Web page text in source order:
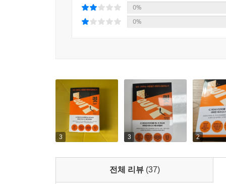
의사결정에는 끈기 못지않게 끊기가 필요하다
‘중단 기준(kill criteria)’도 매우 유용한 의사결정
세상은 변화한다. 우리도 변화한다. 그래서 열심
뭔가의 가치를 정확하게 알자는 뜻이다. 변화하
못했습니다.
- 브라이언 크리스천 (2009 뢰브너 프라이즈 수상
- 데이비드 맥레이니 (윌리엄 랜돌프 허스트상 수
일단 이 책을 읽기 시작하면 중간에 멈출 수 없
때문입니다.
- 돈 A. 무어 (『판단과 결정』 저자)
0%
0%
3 3 2
전체 리뷰 (37)